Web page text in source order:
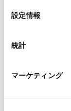
Google Analytics
Marketo
LinkedIn プライ
HubSpot プライ
設定情報
統計
マーケティング
ESG投資と法
太陽光発電事
度改正の動向